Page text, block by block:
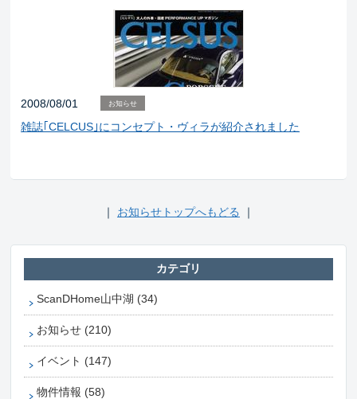
2008/08/01 お知らせ
雑誌｢CELCUS｣にコンセプト・ヴィラが紹介されました
｜ お知らせトップへもどる ｜
カテゴリ
ScanDHome山中湖 (34)
お知らせ (210)
イベント (147)
物件情報 (58)